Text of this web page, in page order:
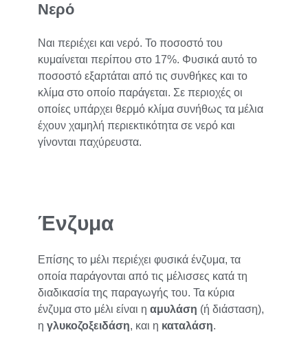
Νερό
Ναι περιέχει και νερό. Το ποσοστό του
κυμαίνεται περίπου στο 17%. Φυσικά αυτό το
ποσοστό εξαρτάται από τις συνθήκες και το
κλίμα στο οποίο παράγεται. Σε περιοχές οι
οποίες υπάρχει θερμό κλίμα συνήθως τα μέλια
έχουν χαμηλή περιεκτικότητα σε νερό και
γίνονται παχύρευστα.
Ένζυμα
Επίσης το μέλι περιέχει φυσικά ένζυμα, τα
οποία παράγονται από τις μέλισσες κατά τη
διαδικασία της παραγωγής του. Τα κύρια
ένζυμα στο μέλι είναι η αμυλάση (ή διάσταση),
η γλυκοζοξειδάση, και η καταλάση.